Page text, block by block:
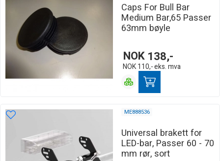
Caps For Bull Bar
Medium Bar,65 Passer
63mm bøyle
NOK 138,-
NOK 110,-eks. mva
ME888536
Universal brakett for
LED-bar, Passer 60 - 70
mm rør, sort